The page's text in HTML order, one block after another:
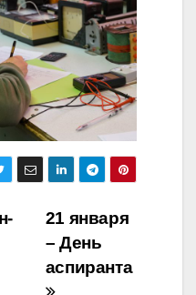
21 января
– День
аспиранта